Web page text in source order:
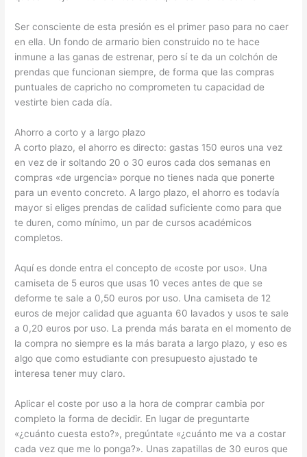
Ser consciente de esta presión es el primer paso para no caer
en ella. Un fondo de armario bien construido no te hace
inmune a las ganas de estrenar, pero sí te da un colchón de
prendas que funcionan siempre, de forma que las compras
puntuales de capricho no comprometen tu capacidad de
vestirte bien cada día.
Ahorro a corto y a largo plazo
A corto plazo, el ahorro es directo: gastas 150 euros una vez
en vez de ir soltando 20 o 30 euros cada dos semanas en
compras «de urgencia» porque no tienes nada que ponerte
para un evento concreto. A largo plazo, el ahorro es todavía
mayor si eliges prendas de calidad suficiente como para que
te duren, como mínimo, un par de cursos académicos
completos.
Aquí es donde entra el concepto de «coste por uso». Una
camiseta de 5 euros que usas 10 veces antes de que se
deforme te sale a 0,50 euros por uso. Una camiseta de 12
euros de mejor calidad que aguanta 60 lavados y usos te sale
a 0,20 euros por uso. La prenda más barata en el momento de
la compra no siempre es la más barata a largo plazo, y eso es
algo que como estudiante con presupuesto ajustado te
interesa tener muy claro.
Aplicar el coste por uso a la hora de comprar cambia por
completo la forma de decidir. En lugar de preguntarte
«¿cuánto cuesta esto?», pregúntate «¿cuánto me va a costar
cada vez que me lo ponga?». Unas zapatillas de 30 euros que